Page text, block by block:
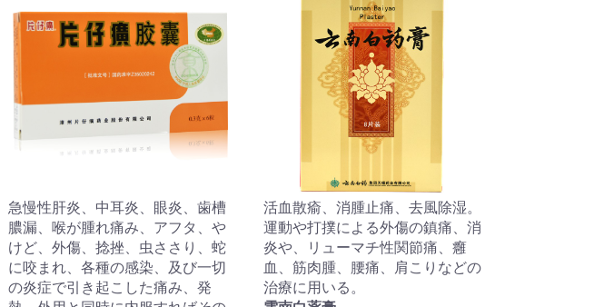
急慢性肝炎、中耳炎、眼炎、歯槽
膿漏、喉が腫れ痛み、アフタ、や
けど、外傷、捻挫、虫ささり、蛇
に咬まれ、各種の感染、及び一切
の炎症で引き起こした痛み、発
活血散瘉、消腫止痛、去風除湿。
運動や打撲による外傷の鎮痛、消
炎や、リューマチ性関節痛、癰
血、筋肉腫、腰痛、肩こりなどの
治療に用いる。